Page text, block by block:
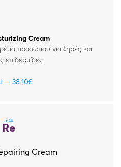
Cream
προσώπου για ξηρές και
επιδερμίδες.
38.10€
504
Re